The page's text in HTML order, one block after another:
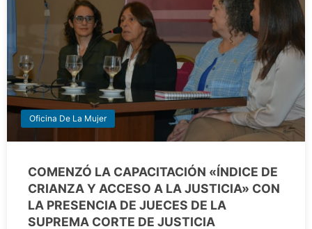
Oficina De La Mujer
COMENZÓ LA CAPACITACIÓN «ÍNDICE DE
CRIANZA Y ACCESO A LA JUSTICIA» CON
LA PRESENCIA DE JUECES DE LA
SUPREMA CORTE DE JUSTICIA